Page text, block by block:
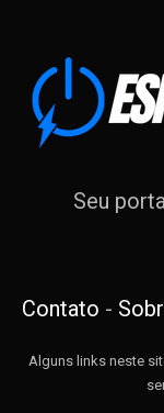
Seu
Contato -
Alguns links neste